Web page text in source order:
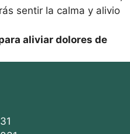
sentir la calma y alivio
aliviar dolores de